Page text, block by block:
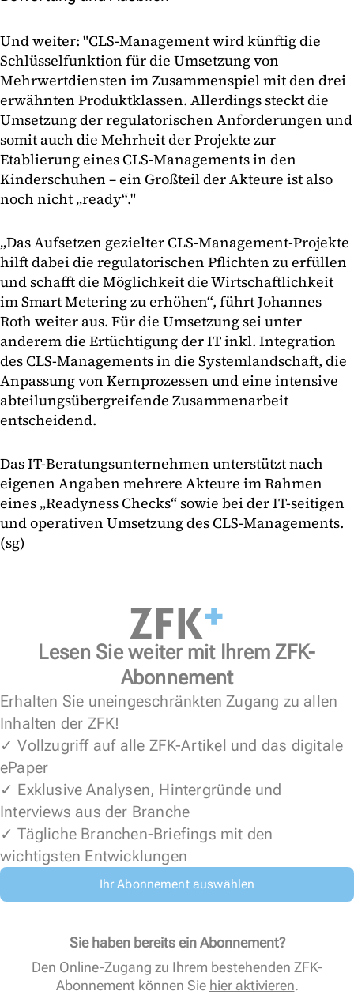
Und weiter: "CLS-Management wird künftig die
Schlüsselfunktion für die Umsetzung von
Mehrwertdiensten im Zusammenspiel mit den drei
erwähnten Produktklassen. Allerdings steckt die
Umsetzung der regulatorischen Anforderungen und
somit auch die Mehrheit der Projekte zur
Etablierung eines CLS-Managements in den
Kinderschuhen – ein Großteil der Akteure ist also
noch nicht „ready“."
„Das Aufsetzen gezielter CLS-Management-Projekte
hilft dabei die regulatorischen Pflichten zu erfüllen
und schafft die Möglichkeit die Wirtschaftlichkeit
im Smart Metering zu erhöhen“, führt Johannes
Roth weiter aus. Für die Umsetzung sei unter
anderem die Ertüchtigung der IT inkl. Integration
des CLS-Managements in die Systemlandschaft, die
Anpassung von Kernprozessen und eine intensive
abteilungsübergreifende Zusammenarbeit
entscheidend.
Das IT-Beratungsunternehmen unterstützt nach
eigenen Angaben mehrere Akteure im Rahmen
eines „Readyness Checks“ sowie bei der IT-seitigen
und operativen Umsetzung des CLS-Managements.
(sg)
Lesen Sie weiter mit Ihrem ZFK-
Abonnement
Erhalten Sie uneingeschränkten Zugang zu allen
Inhalten der ZFK!
✓ Vollzugriff auf alle ZFK-Artikel und das digitale
ePaper
✓ Exklusive Analysen, Hintergründe und
Interviews aus der Branche
✓ Tägliche Branchen-Briefings mit den
wichtigsten Entwicklungen
Ihr Abonnement auswählen
Sie haben bereits ein Abonnement?
Den Online-Zugang zu Ihrem bestehenden ZFK-
Abonnement können Sie hier aktivieren.